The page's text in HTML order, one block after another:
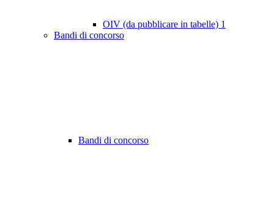
OIV (da pubblicare in tabelle) 1
Bandi di concorso
Bandi di concorso